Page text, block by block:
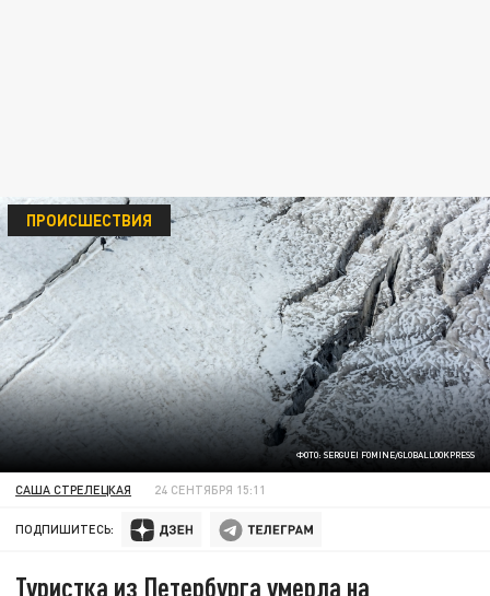
ФОТО: SERGUEI FOMINE/GLOBALLOOKPRESS
ПРОИСШЕСТВИЯ
САША СТРЕЛЕЦКАЯ 24 СЕНТЯБРЯ 15:11
ПОДПИШИТЕСЬ:
Туристка из Петербурга умерла на